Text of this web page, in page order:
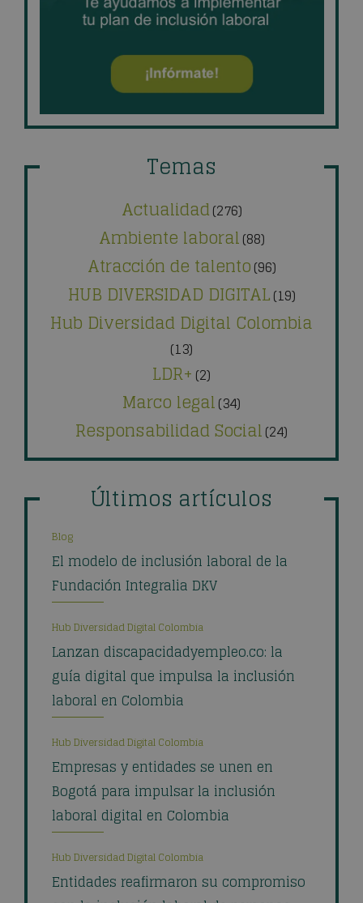
Temas
Actualidad(276)
Ambiente laboral(88)
Atracción de talento(96)
HUB DIVERSIDAD DIGITAL(19)
Hub Diversidad Digital Colombia
(13)
LDR+ (2)
Marco legal(34)
Responsabilidad Social(24)
Últimos artículos
Blog
El modelo de inclusión laboral de la
Fundación Integralia DKV
Hub Diversidad Digital Colombia
Lanzan discapacidadyempleo.co: la
guía digital que impulsa la inclusión
laboral en Colombia
Hub Diversidad Digital Colombia
Empresas y entidades se unen en
Bogotá para impulsar la inclusión
laboral digital en Colombia
Hub Diversidad Digital Colombia
Entidades reafirmaron su compromiso